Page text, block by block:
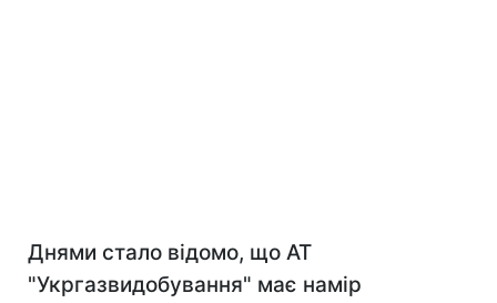
Днями стало відомо, що АТ
"Укргазвидобування" має намір